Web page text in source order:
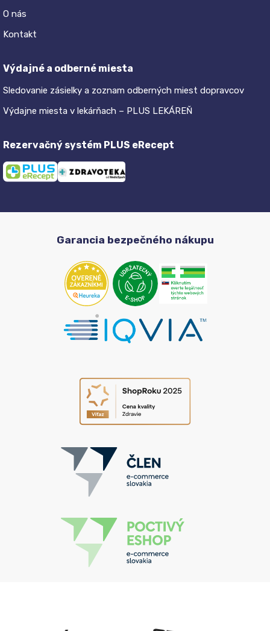
O nás
Kontakt
Výdajné a odberné miesta
Sledovanie zásielky a zoznam odberných miest dopravcov
Výdajne miesta v lekárňach – PLUS LEKÁREŇ
Rezervačný systém PLUS eRecept
Garancia bezpečného nákupu